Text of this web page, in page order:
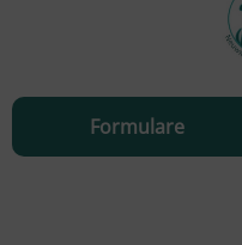
Formulare